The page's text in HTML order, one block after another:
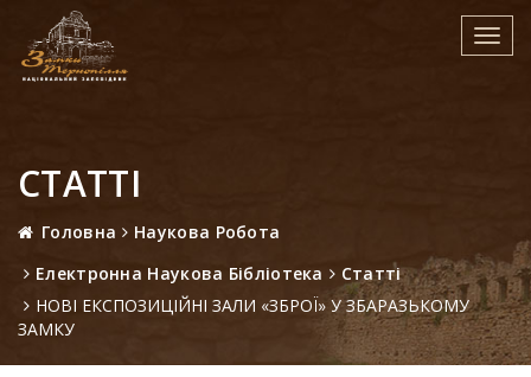
СТАТТІ
Головна
Наукова Робота
Електронна Наукова Бібліотека
Статті
НОВІ ЕКСПОЗИЦІЙНІ ЗАЛИ «ЗБРОЇ» У ЗБАРАЗЬКОМУ
ЗАМКУ